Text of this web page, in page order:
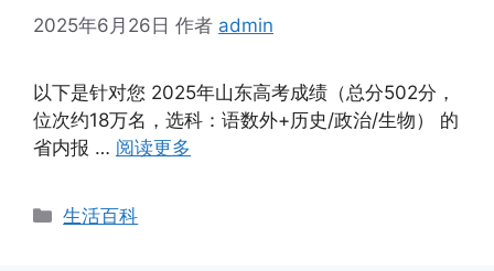
2025年6月26日 作者 admin
以下是针对您 2025年山东高考成绩（总分502分，
位次约18万名，选科：语数外+历史/政治/生物） 的
省内报 … 阅读更多
分
生活百科